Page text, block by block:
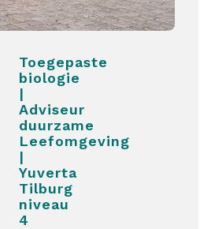
Toegepaste
biologie
|
Adviseur
duurzame
Leefomgeving
|
Yuverta
Tilburg
niveau
4